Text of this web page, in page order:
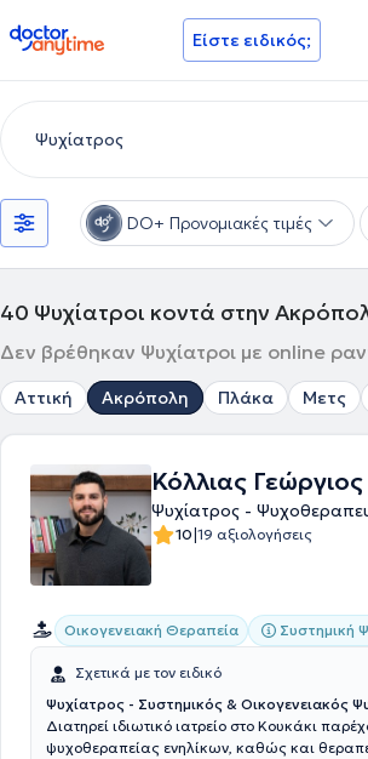
doctoranytime Είστε ειδικός;
DO+ Προνομιακές τιμές
40 Ψυχίατροι κοντά στην
Δεν βρέθηκαν Ψυχίατροι με online
Αττική Ακρόπολη Πλάκα Μετς
Κόλλιας Γεώργιος
Ψυχίατρος -
10|19 αξιολογήσεις
Οικογενειακή Θεραπεία Συστημική
Σχετικά με τον ειδικό
Ψυχίατρος - Συστημικός & Οικογενειακός
Διατηρεί ιδιωτικό ιατρείο στο Κουκάκι
ψυχοθεραπείας ενηλίκων, καθώς και